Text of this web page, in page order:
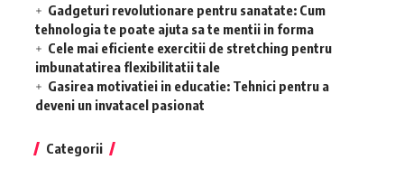
Gadgeturi revolutionare pentru sanatate: Cum
tehnologia te poate ajuta sa te mentii in forma
Cele mai eficiente exercitii de stretching pentru
imbunatatirea flexibilitatii tale
Gasirea motivatiei in educatie: Tehnici pentru a
deveni un invatacel pasionat
Categorii